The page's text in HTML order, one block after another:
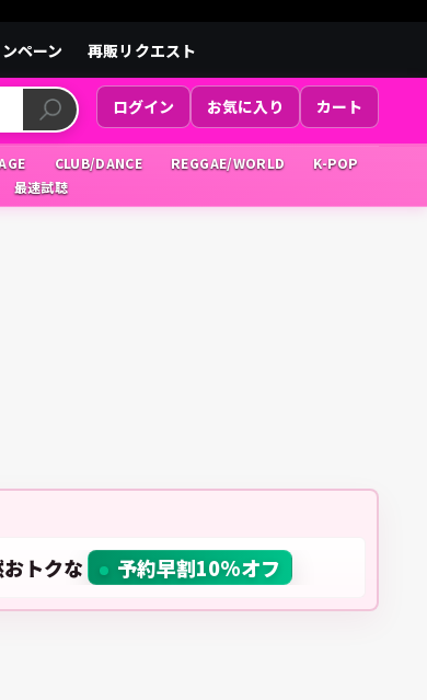
ペーン 再販リクエスト
ログイン お気に入り カート
CLUB/DANCE REGGAE/WORLD
K-POP
最速試聴
おトクな 予約早割10%オフ